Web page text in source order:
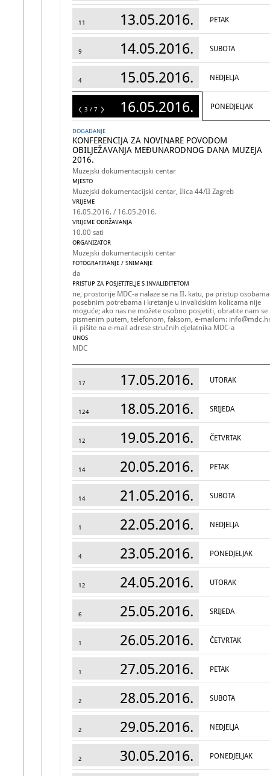
11 13.05.2016. PETAK
9 14.05.2016. SUBOTA
4 15.05.2016. NEDJELJA
7 16.05.2016. PONEDJELJAK
3 / 7
DOGADANJE
KONFERENCIJA ZA NOVINARE POVODOM
OBILJEŽAVANJA MEĐUNARODNOG DANA MUZEJA
2016.
Muzejski dokumentacijski centar
MJESTO
Muzejski dokumentacijski centar, Ilica 44/II Zagreb
VRIJEME
16.05.2016. / 16.05.2016.
VRIJEME ODRŽAVANJA
10.00 sati
ORGANIZATOR
Muzejski dokumentacijski centar
FOTOGRAFIRANJE / SNIMANJE
da
PRISTUP ZA POSJETITELJE S INVALIDITETOM
ne, prostorije MDC-a nalaze se na II. katu, pa pristup osobama
posebnim potrebama i kretanje u invalidskim kolicama nije
moguće; ako nas ne možete osobno posjetiti, obratite nam se
pismenim putem, telefonom, faksom, e-mailom:
ili pišite na e-mail adrese stručnih djelatnika MDC-a
UNOS
MDC
17 17.05.2016. UTORAK
124 18.05.2016. SRIJEDA
12 19.05.2016. ČETVRTAK
14 20.05.2016. PETAK
14 21.05.2016. SUBOTA
1 22.05.2016. NEDJELJA
4 23.05.2016. PONEDJELJAK
12 24.05.2016. UTORAK
6 25.05.2016. SRIJEDA
1 26.05.2016. ČETVRTAK
1 27.05.2016. PETAK
2 28.05.2016. SUBOTA
2 29.05.2016. NEDJELJA
2 30.05.2016. PONEDJELJAK